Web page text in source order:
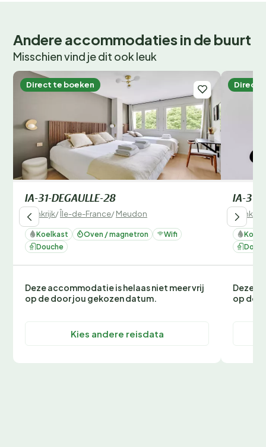
Andere accommodaties in de buurt
Misschien vind je dit ook leuk
Direct te boeken
IA-31-DEGAULLE-28
Frankrijk/Île-de-France/Meudon
Koelkast Oven / magnetron
Wifi
Douche
Deze accommodatie is helaas niet meer vrij
op de door jou gekozen datum.
Kies andere reisdata
Direct
IA-31-
Frankrijk
Deze
op de